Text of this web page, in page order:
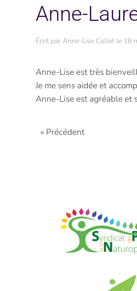
Anne-
Écrit par Anne-Lise Collet le 18
Anne-Lise est très
Je me sens aidée et
Anne-Lise est agréable et
« Précédent